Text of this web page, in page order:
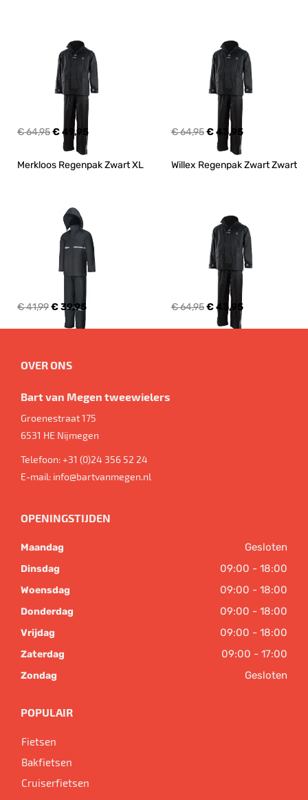
€ 64,95€ 49,95 € 64,95€ 43,95
Merkloos Regenpak Zwart XL
€ 41,99€ 39,95
Willex Regenpak Zwart Zwart
€ 64,95€ 43,95
OVER ONS
Bart van Megen tweewielers
Groenestraat 175
6531 HE Nijmegen
Telefoon:+31 (0)24 356 52 24
E-mail: info@bartvanmegen.nl
OPENINGSTIJDEN
Maandag Gesloten
Dinsdag 09:00 - 18:00
Woensdag 09:00 - 18:00
Donderdag 09:00 - 18:00
Vrijdag 09:00 - 18:00
Zaterdag 09:00 - 17:00
Zondag Gesloten
POPULAIR
Fietsen
Bakfietsen
Cruiserfietsen